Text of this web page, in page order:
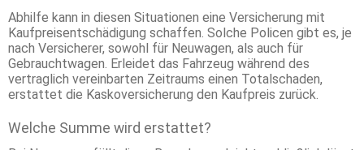
Abhilfe kann in diesen Situationen eine Versicherung mit
Kaufpreisentschädigung schaffen. Solche Policen gibt es, je
nach Versicherer, sowohl für Neuwagen, als auch für
Gebrauchtwagen. Erleidet das Fahrzeug während des
vertraglich vereinbarten Zeitraums einen Totalschaden,
erstattet die Kaskoversicherung den Kaufpreis zurück.
Welche Summe wird erstattet?